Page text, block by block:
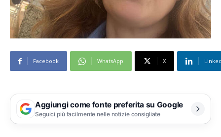
Facebook WhatsApp X
Aggiungi come fonte preferita su Google
Seguici più facilmente nelle notizie consigliate